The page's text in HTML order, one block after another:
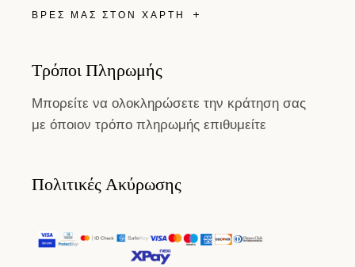
ΒΡΕΣ ΜΑΣ ΣΤΟΝ ΧΑΡΤΗ
Τρόποι Πληρωμής
Μπορείτε να ολοκληρώσετε την κράτηση σας
με όποιον τρόπο πληρωμής επιθυμείτε
Πολιτικές Ακύρωσης